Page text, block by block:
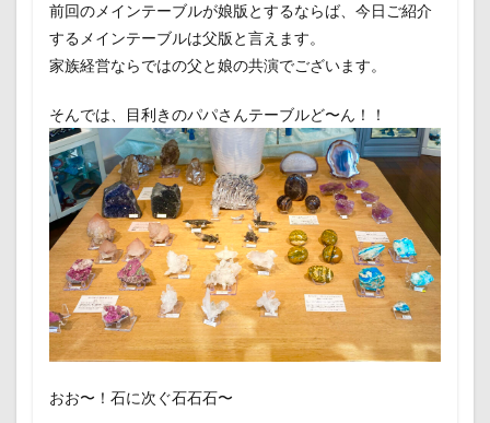
前回のメインテーブルが娘版とするならば、今日ご紹介
するメインテーブルは父版と言えます。
家族経営ならではの父と娘の共演でございます。
そんでは、目利きのパパさんテーブルど〜ん！！
おお〜！石に次ぐ石石石〜